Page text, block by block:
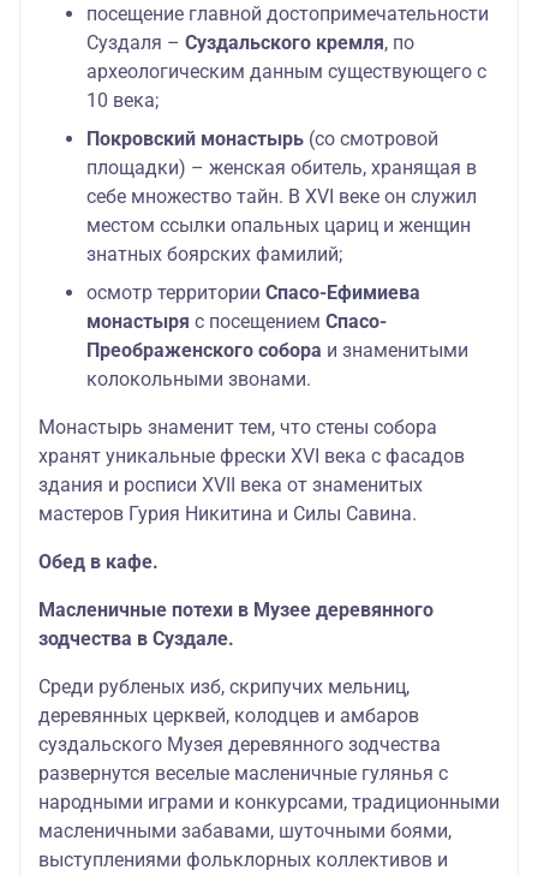
посещение главной достопримечательности
Суздаля – Суздальского кремля, по
археологическим данным существующего с
10 века;
Покровский монастырь (со смотровой
площадки) – женская обитель, хранящая в
себе множество тайн. В XVI веке он служил
местом ссылки опальных цариц и женщин
знатных боярских фамилий;
осмотр территории Спасо-Ефимиева
монастыря с посещением Спасо-
Преображенского собора и знаменитыми
колокольными звонами.
Монастырь знаменит тем, что стены собора
хранят уникальные фрески XVI века с фасадов
здания и росписи XVII века от знаменитых
мастеров Гурия Никитина и Силы Савина.
Обед в кафе.
Масленичные потехи в Музее деревянного
зодчества в Суздале.
Среди рубленых изб, скрипучих мельниц,
деревянных церквей, колодцев и амбаров
суздальского Музея деревянного зодчества
развернутся веселые масленичные гулянья с
народными играми и конкурсами, традиционными
масленичными забавами, шуточными боями,
выступлениями фольклорных коллективов и